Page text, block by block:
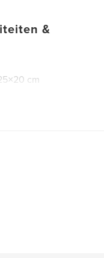
&
cm
photoblog